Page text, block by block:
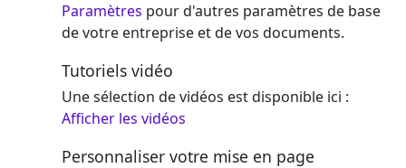
Paramètres pour d'autres paramètres de base
de votre entreprise et de vos documents.
Tutoriels vidéo
Une sélection de vidéos est disponible ici :
Afficher les vidéos
Personnaliser votre mise en page